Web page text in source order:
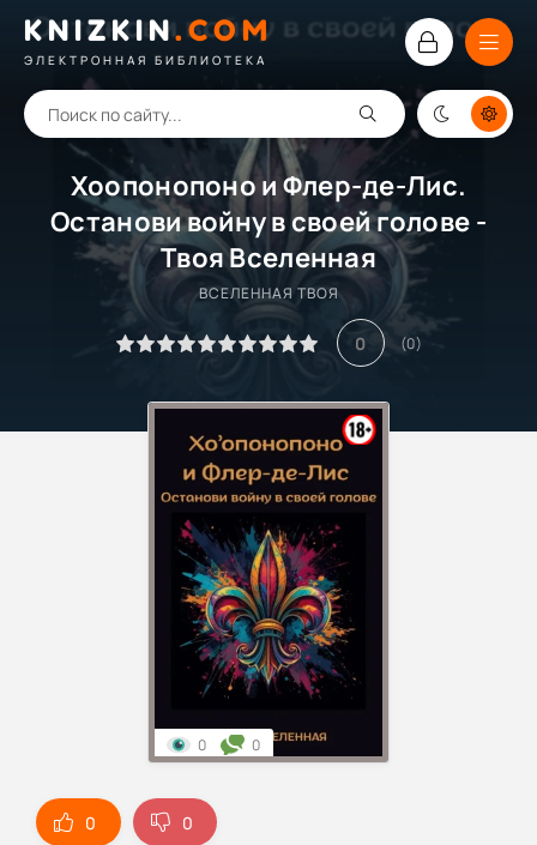
KNIZKIN. COM
ЭЛЕКТРОННАЯ БИБЛИОТЕКА
Хоопонопоно и Флер-де-Лис.
Останови войну в своей голове -
Твоя Вселенная
ВСЕЛЕННАЯ ТВОЯ
0 (0)
0
0
0 0